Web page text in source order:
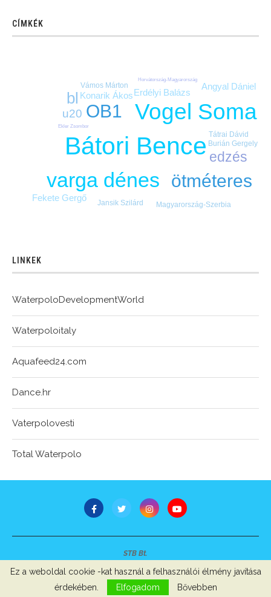
CÍMKÉK
Bátori Bence
Vogel Soma
varga dénes
OB1
ötméteres
bl
edzés
u20
Angyal Dániel
Erdélyi Balázs
Fekete Gergő
Konarik Ákos
Burián Gergely
Jansik Szilárd Magyarország-Szerbia
Tátrai Dávid
Vámos Márton
Ekler Zsombor
Horvátország-Magyarország
LINKEK
WaterpoloDevelopmentWorld
Waterpoloitaly
Aquafeed24.com
Dance.hr
Vaterpolovesti
Total Waterpolo
STB Bt.
Minden jog fenntartva © 2007-2022
Szerzői jogok, adatvédelem- Impresszum
Ez a weboldal cookie -kat használ a felhasználói élmény javítása
érdekében.
Elfogadom Bővebben